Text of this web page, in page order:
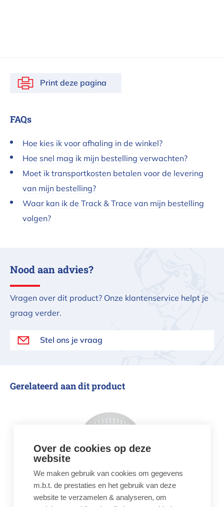
Print deze pagina
FAQs
Hoe kies ik voor afhaling in de winkel?
Hoe snel mag ik mijn bestelling verwachten?
Moet ik transportkosten betalen voor de levering
van mijn bestelling?
Waar kan ik de Track & Trace van mijn bestelling
volgen?
Nood aan advies?
Vragen over dit product? Onze klantenservice helpt je
graag verder.
Stel ons je vraag
Gerelateerd aan dit product
Skimmermand Procopi
Skimmermand Procopi
Over de cookies op deze
website
We maken gebruik van cookies om gegevens
m.b.t. de prestaties en het gebruik van deze
website te verzamelen & analyseren, om